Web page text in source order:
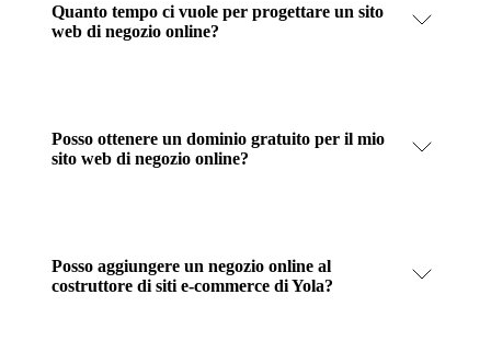
Quanto tempo ci vuole per progettare un sito
web di negozio online?
Posso ottenere un dominio gratuito per il mio
sito web di negozio online?
Posso aggiungere un negozio online al
costruttore di siti e-commerce di Yola?